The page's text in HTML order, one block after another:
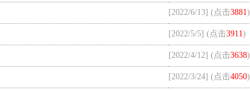
[2022/6/13] (点击3881 )
[2022/5/5] (点击3911 )
[2022/4/12] (点击3638)
[2022/3/24] (点击4050)